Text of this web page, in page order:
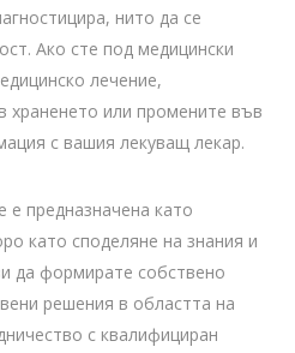
нито да се
Ако сте под медицински
лечение,
храненето или промените във
с вашия лекуващ лекар.
предназначена като
като споделяне на знания и
да формирате собствено
решения в областта на
с квалифициран